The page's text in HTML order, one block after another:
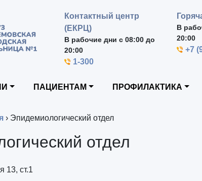
Контактный центр
(ЕКРЦ)
В рабочие дни с 08:00 до
20:00
1-300
В
20:00
+7
ПАЦИЕНТАМ ПРОФИЛАКТИКА
› Эпидемиологический отдел
отдел
13, ст.1